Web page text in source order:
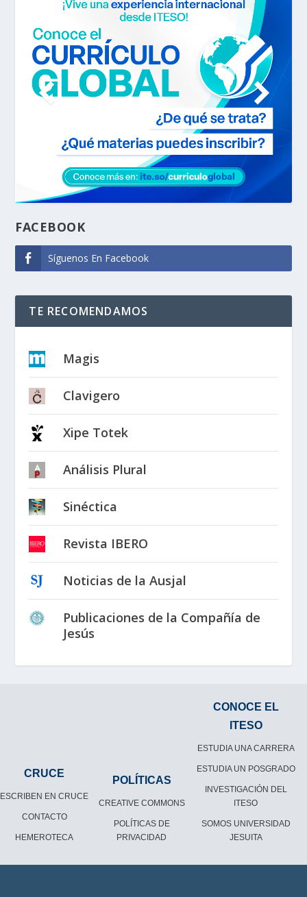
FACEBOOK
Síguenos En Facebook
TE RECOMENDAMOS
Magis
Clavigero
Xipe Totek
Análisis Plural
Sinéctica
Revista IBERO
Noticias de la Ausjal
Publicaciones de la Compañía de
Jesús
CRUCE
ESCRIBEN EN CRUCE
CONTACTO
HEMEROTECA
POLÍTICAS
CREATIVE COMMONS
POLÍTICAS DE
PRIVACIDAD
CONOCE EL
ITESO
ESTUDIA UNA CARRERA
ESTUDIA UN POSGRADO
INVESTIGACIÓN DEL
ITESO
SOMOS UNIVERSIDAD
JESUITA